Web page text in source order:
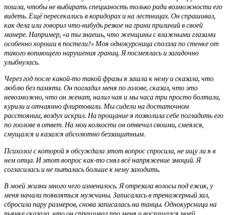
пошла, чтобы не выбирать специаность только ради возможности его
видеть. Ещё пересекались в коридорах и на лестницах. Он спрашивал,
как дела или говорил что-нибудь резкое на грани приличий в своей
манере. Например, «а ты знаешь, что женщины с влажными глазами
особенно хороши в постели?» Моя однокурсница сползла по стенке от
такого вопиющего нарушения границ. Я посмеялась и загадочно
улыбнулась.
Через год после какой-то такой фразы я зашла к нему и сказала, что
люблю без памяти. Он погладил меня по голове, сказал, что это
невозможно, что он женат, налил чая и мы часа три просто болтали,
курили и отчаянно флиртовали. Мы сидели на достаточном
расстоянии, воздух искрил. На прощание я позволила себе погладить его
по гоолове в ответ. На мои колкости он отвечал своими, смеялся,
смущался и казался абсолютно беззащитным.
Психолог с которой я обсуждала этот вопрос спросила, не ищу ли я в
нем отца. И этот вопрос как-то снял всё напряжение эмоций. Я
согласилась и не пыталась больше к нему заходить.
В моей жизни много чего изменилось. Я отрезала волосы под ежик, у
меня начали появляться мужчины. Записалась в тренажерный зал,
сбросила пару размеров, снова записалась на танцы. Однокурсница на